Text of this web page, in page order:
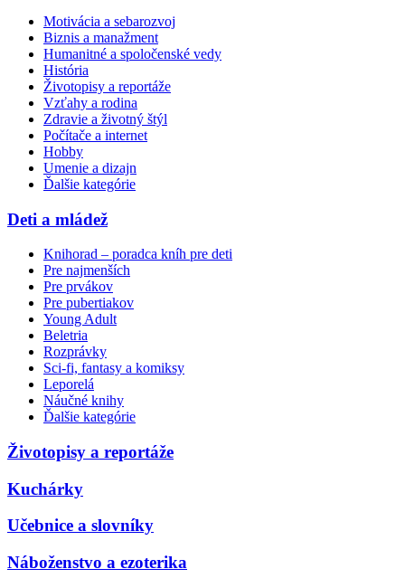
Motivácia a sebarozvoj
Biznis a manažment
Humanitné a spoločenské vedy
História
Životopisy a reportáže
Vzťahy a rodina
Zdravie a životný štýl
Počítače a internet
Hobby
Umenie a dizajn
Ďalšie kategórie
Deti a mládež
Knihorad – poradca kníh pre deti
Pre najmenších
Pre prvákov
Pre pubertiakov
Young Adult
Beletria
Rozprávky
Sci-fi, fantasy a komiksy
Leporelá
Náučné knihy
Ďalšie kategórie
Životopisy a reportáže
Kuchárky
Učebnice a slovníky
Náboženstvo a ezoterika